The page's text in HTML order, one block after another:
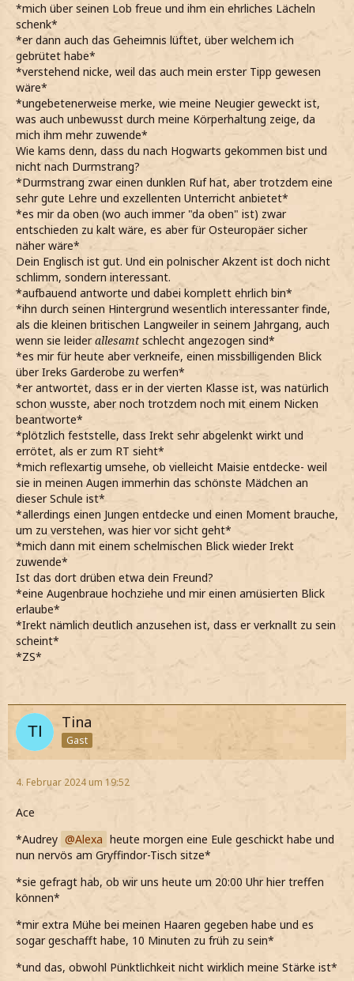
*mich über seinen Lob freue und ihm ein ehrliches Lächeln
schenk*
*er dann auch das Geheimnis lüftet, über welchem ich
gebrütet habe*
*verstehend nicke, weil das auch mein erster Tipp gewesen
wäre*
*ungebetenerweise merke, wie meine Neugier geweckt ist,
was auch unbewusst durch meine Körperhaltung zeige, da
mich ihm mehr zuwende*
Wie kams denn, dass du nach Hogwarts gekommen bist und
nicht nach Durmstrang?
*Durmstrang zwar einen dunklen Ruf hat, aber trotzdem eine
sehr gute Lehre und exzellenten Unterricht anbietet*
*es mir da oben (wo auch immer "da oben" ist) zwar
entschieden zu kalt wäre, es aber für Osteuropäer sicher
näher wäre*
Dein Englisch ist gut. Und ein polnischer Akzent ist doch nicht
schlimm, sondern interessant.
*aufbauend antworte und dabei komplett ehrlich bin*
*ihn durch seinen Hintergrund wesentlich interessanter finde,
als die kleinen britischen Langweiler in seinem Jahrgang, auch
wenn sie leiderallesamt schlecht angezogen sind*
*es mir für heute aber verkneife, einen missbilligenden Blick
über Ireks Garderobe zu werfen*
*er antwortet, dass er in der vierten Klasse ist, was natürlich
schon wusste, aber noch trotzdem noch mit einem Nicken
beantworte*
*plötzlich feststelle, dass Irekt sehr abgelenkt wirkt und
errötet, als er zum RT sieht*
*mich reflexartig umsehe, ob vielleicht Maisie entdecke- weil
sie in meinen Augen immerhin das schönste Mädchen an
dieser Schule ist*
*allerdings einen Jungen entdecke und einen Moment brauche,
um zu verstehen, was hier vor sicht geht*
*mich dann mit einem schelmischen Blick wieder Irekt
zuwende*
Ist das dort drüben etwa dein Freund?
*eine Augenbraue hochziehe und mir einen amüsierten Blick
erlaube*
*Irekt nämlich deutlich anzusehen ist, dass er verknallt zu sein
scheint*
*ZS*
Tina
Gast
4. Februar 2024 um 19:52
Ace
*Audrey
Alexa heute morgen eine Eule geschickt habe und
nun nervös am Gryffindor-Tisch sitze*
*sie gefragt hab, ob wir uns heute um 20:00 Uhr hier treffen
können*
*mir extra Mühe bei meinen Haaren gegeben habe und es
sogar geschafft habe, 10 Minuten zu früh zu sein*
*und das, obwohl Pünktlichkeit nicht wirklich meine Stärke ist*